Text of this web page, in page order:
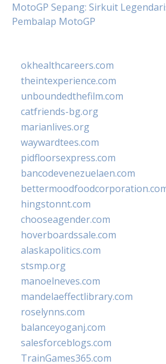
MotoGP Sepang: Sirkuit
Pembalap MotoGP
okhealthcareers.com
theintexperience.com
unboundedthefilm.com
catfriends-bg.org
marianlives.org
waywardtees.com
pidfloorsexpress.com
bancodevenezuelaen.com
hingstonnt.com
chooseagender.com
hoverboardssale.com
alaskapolitics.com
stsmp.org
manoelneves.com
mandelaeffectlibrary.com
roselynns.com
balanceyoganj.com
salesforceblogs.com
TrainGames365.com